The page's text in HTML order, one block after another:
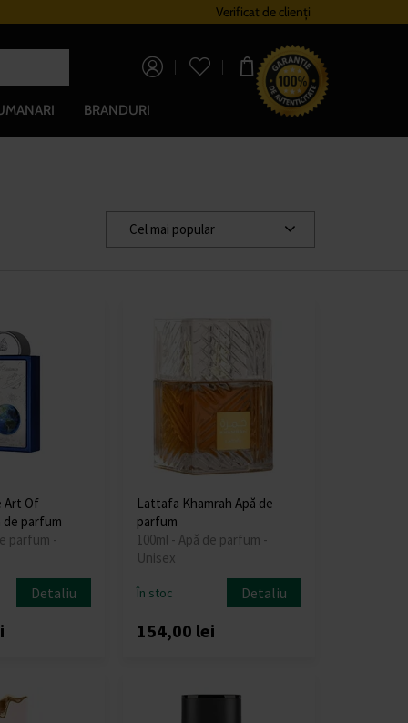
Livrare gratuită
Verificat de clienți
0,00 lei
BRANDURI
Cel mai popular
Art Of
de parfum
parfum -
Detaliu
Lattafa Khamrah Apă de
parfum
100ml - Apă de parfum -
Unisex
În stoc Detaliu
154,00 lei